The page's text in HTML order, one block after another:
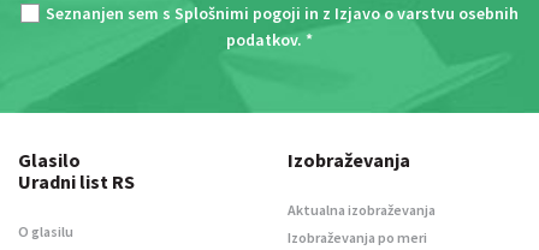
Seznanjen sem s Splošnimi pogoji in z Izjavo o varstvu osebnih
podatkov. *
Glasilo
Uradni list RS
O glasilu
Izobraževanja
Aktualna izobraževanja
Izobraževanja po meri